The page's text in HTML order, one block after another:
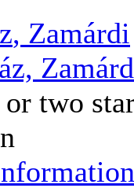
, Zamárdi
two